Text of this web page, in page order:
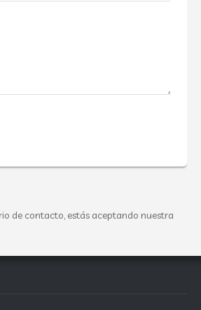
de contacto, estás aceptando nuestra